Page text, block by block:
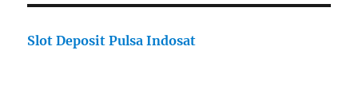
Slot Deposit Pulsa Indosat